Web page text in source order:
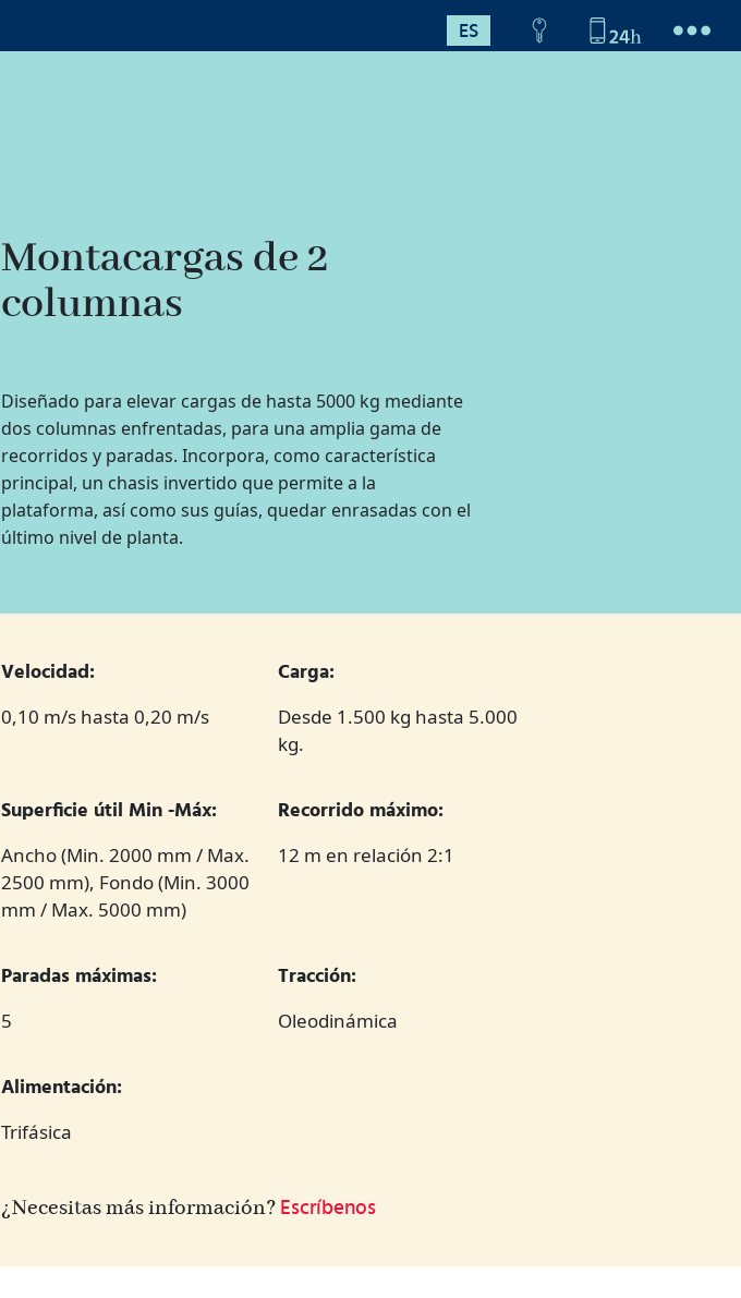
ES
Montacargas de 2
columnas
Diseñado para elevar cargas de hasta 5000 kg mediante
dos columnas enfrentadas, para una amplia gama de
recorridos y paradas. Incorpora, como característica
principal, un chasis invertido que permite a la
plataforma, así como sus guías, quedar enrasadas con el
último nivel de planta.
Velocidad:
0,10 m/s hasta 0,20 m/s
Carga:
Desde 1.500 kg hasta 5.000
kg.
Superficie útil Min -Máx:
Ancho (Min. 2000 mm / Max.
2500 mm), Fondo (Min. 3000
mm / Max. 5000 mm)
Recorrido máximo:
12 m en relación 2:1
Paradas máximas:
5
Tracción:
Oleodinámica
Alimentación:
Trifásica
¿Necesitas más información? Escríbenos